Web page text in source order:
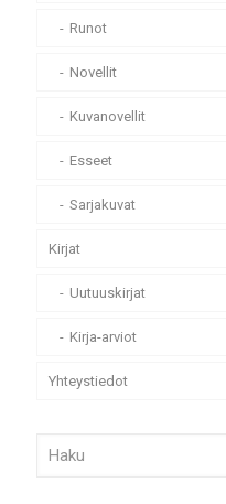
Runot
Novellit
Kuvanovellit
Esseet
Sarjakuvat
Kirjat
Uutuuskirjat
Kirja-arviot
Yhteystiedot